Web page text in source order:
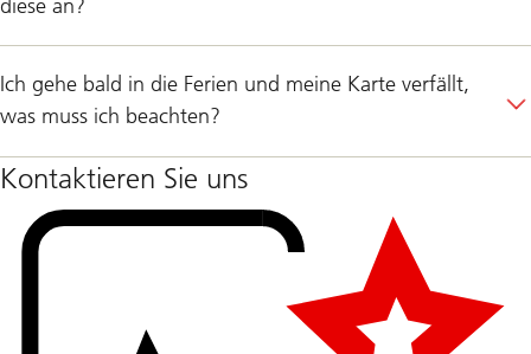
diese an?
Ich gehe bald in die Ferien und meine Karte verfällt,
was muss ich beachten?
Kontaktieren Sie uns